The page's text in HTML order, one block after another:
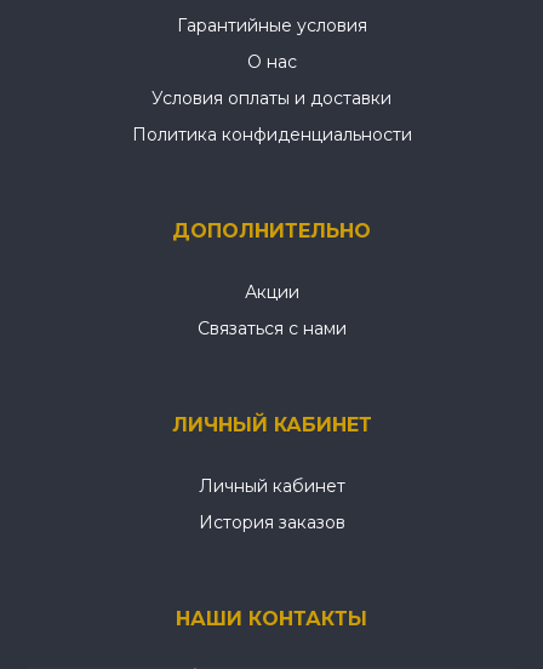
Гарантийные условия
О нас
Условия оплаты и доставки
Политика конфиденциальности
ДОПОЛНИТЕЛЬНО
Акции
Связаться с нами
ЛИЧНЫЙ КАБИНЕТ
Личный кабинет
История заказов
НАШИ КОНТАКТЫ